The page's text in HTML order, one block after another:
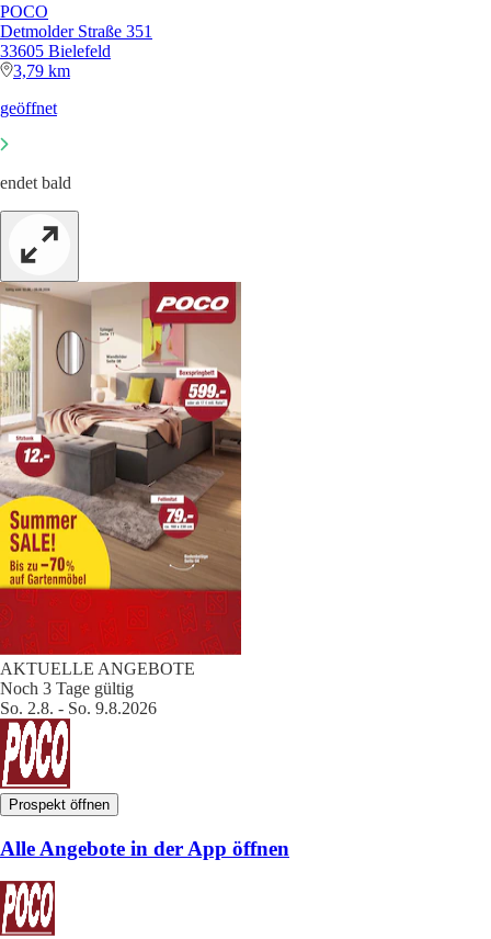
POCO
Detmolder Straße 351
33605 Bielefeld
3,79 km
geöffnet
endet bald
AKTUELLE ANGEBOTE
Noch 3 Tage gültig
So. 2.8. - So. 9.8.2026
Prospekt öffnen
Alle Angebote in der App öffnen